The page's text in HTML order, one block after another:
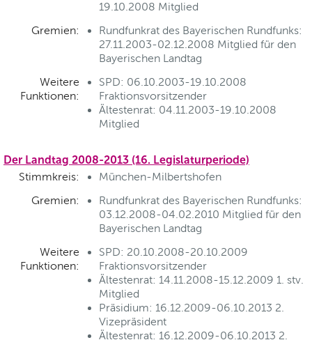
19.10.2008 Mitglied
Gremien:
Rundfunkrat des Bayerischen Rundfunks:
27.11.2003-02.12.2008 Mitglied für den
Bayerischen Landtag
Weitere
Funktionen:
SPD: 06.10.2003-19.10.2008
Fraktionsvorsitzender
Ältestenrat: 04.11.2003-19.10.2008
Mitglied
Der Landtag 2008-2013 (16. Legislaturperiode)
Stimmkreis:
München-Milbertshofen
Gremien:
Rundfunkrat des Bayerischen Rundfunks:
03.12.2008-04.02.2010 Mitglied für den
Bayerischen Landtag
Weitere
Funktionen:
SPD: 20.10.2008-20.10.2009
Fraktionsvorsitzender
Ältestenrat: 14.11.2008-15.12.2009 1. stv.
Mitglied
Präsidium: 16.12.2009-06.10.2013 2.
Vizepräsident
Ältestenrat: 16.12.2009-06.10.2013 2.